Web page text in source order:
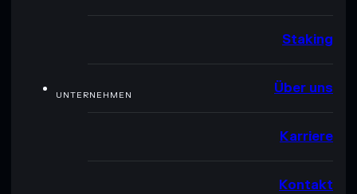
Staking
UNTERNEHMEN Über uns
Karriere
Kontakt